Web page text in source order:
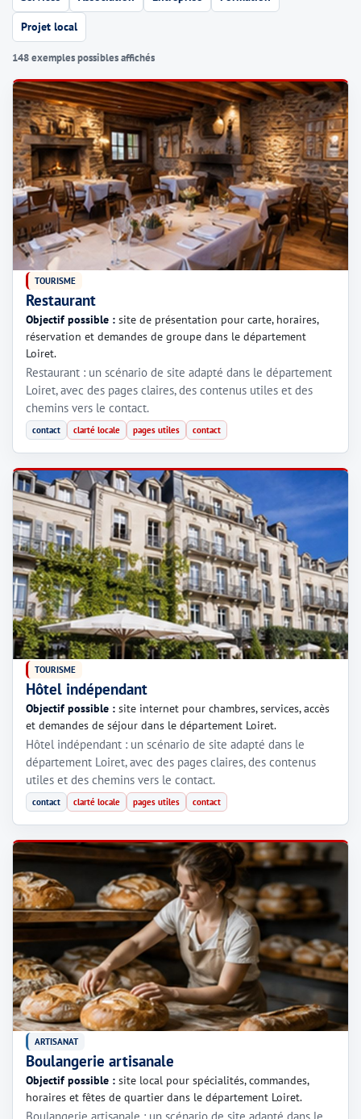
Projet local
148 exemples possibles affichés
TOURISME
Restaurant
Objectif possible : site de présentation pour carte, horaires,
réservation et demandes de groupe dans le département
Loiret.
Restaurant : un scénario de site adapté dans le département
Loiret, avec des pages claires, des contenus utiles et des
chemins vers le contact.
contact clarté locale pages utiles contact
TOURISME
Hôtel indépendant
Objectif possible : site internet pour chambres, services, accès
et demandes de séjour dans le département Loiret.
Hôtel indépendant : un scénario de site adapté dans le
département Loiret, avec des pages claires, des contenus
utiles et des chemins vers le contact.
contact clarté locale pages utiles contact
ARTISANAT
Boulangerie artisanale
Objectif possible : site local pour spécialités, commandes,
horaires et fêtes de quartier dans le département Loiret.